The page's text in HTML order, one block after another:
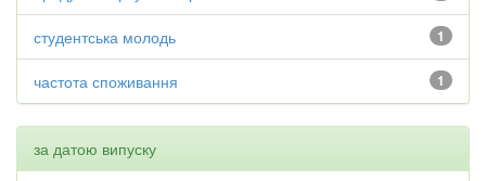
1
студентська молодь
1
частота споживання
за датою випуску